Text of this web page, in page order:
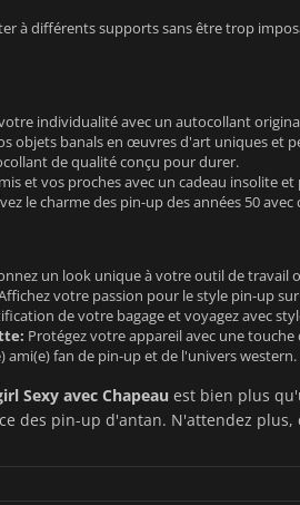
à différents supports sans être trop
individualité avec un autocollant
objets banals en œuvres d'art uniques et
de qualité conçu pour durer.
et vos proches avec un cadeau insolite et
le charme des pin-up des années 50
un look unique à votre outil de travail
votre passion pour le style pin-up
de votre bagage et voyagez avec
Protégez votre appareil avec une
ami(e) fan de pin-up et de l'univers western.
Sexy avec Chapeau est bien plus
des pin-up d'antan. N'attendez